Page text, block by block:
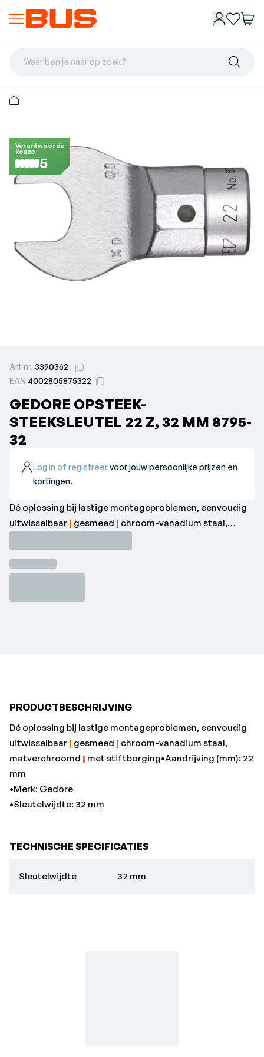
Waar ben je naar op zoek?
Verantwoorde
keuze
5
Art nr. 3390362
EAN 4002805875322
GEDORE OPSTEEK-
STEEKSLEUTEL 22 Z, 32 MM 8795-
32
Log in of registreervoor jouw persoonlijke prijzen en
kortingen.
Dé oplossing bij lastige montageproblemen, eenvoudig
uitwisselbaar | gesmeed | chroom-vanadium staal,
mm
•Merk: Gedore
PRODUCTBESCHRIJVING
Dé oplossing bij lastige montageproblemen, eenvoudig
uitwisselbaar | gesmeed | chroom-vanadium staal,
matverchroomd | met stiftborging•Aandrijving (mm): 22
mm
•Merk: Gedore
•Sleutelwijdte: 32 mm
TECHNISCHE SPECIFICATIES
Sleutelwijdte 32 mm